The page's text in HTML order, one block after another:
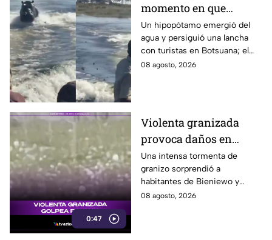
momento en que
hipopótamo sale del
agua para perseguir a
turistas en lancha
Un hipopótamo emergió del
agua y persiguió una lancha
con turistas en Botsuana; el
guía aceleró a tiempo para
08 agosto, 2026
0:47
Violenta granizada
provoca daños en
vehículos en Polonia
Una intensa tormenta de
granizo sorprendió a
habitantes de Bieniewo y
provocó daños en los cristales
08 agosto, 2026